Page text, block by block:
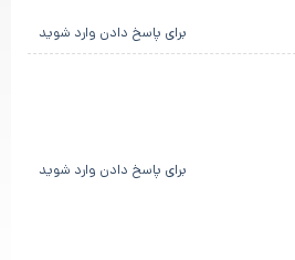
برای پاسخ دادن وارد شوید
برای پاسخ دادن وارد شوید